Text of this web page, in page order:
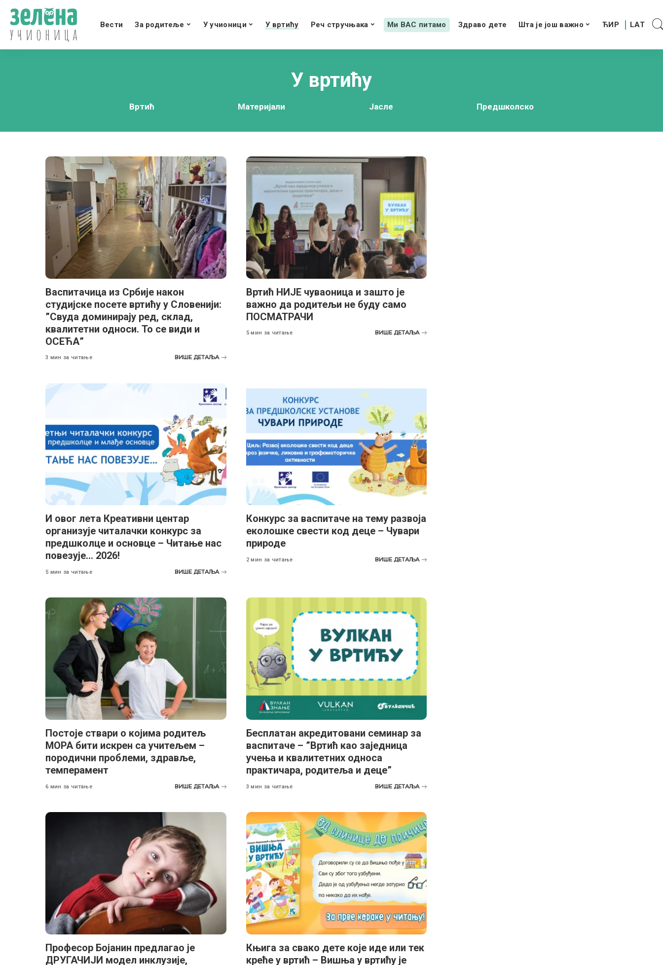
Вести За родитеље У учионици У вртићу Реч стручњака Ми ВАС питамо Здраво дете Шта је још важно
У вртићу
Вртић Материјали Јасле Предшколско
Васпитачица из Србије након
студијске посете вртићу у Словенији:
”Свуда доминирају ред, склад,
квалитетни односи. То се види и
ОСЕЋА”
3 мин за читање ВИШЕ ДЕТАЉА
Вртић НИЈЕ чуваоница и зашто је
важно да родитељи не буду само
ПОСМАТРАЧИ
5 мин за читање ВИШЕ ДЕТАЉА
И овог лета Креативни центар
организује читалачки конкурс за
предшколце и основце – Читање нас
повезује… 2026!
5 мин за читање ВИШЕ ДЕТАЉА
Конкурс за васпитаче на тему развоја
еколошке свести код деце – Чувари
природе
2 мин за читање ВИШЕ ДЕТАЉА
Постоје ствари о којима родитељ
МОРА бити искрен са учитељем –
породични проблеми, здравље,
темперамент
6 мин за читање ВИШЕ ДЕТАЉА
Бесплатан акредитовани семинар за
васпитаче – ”Вртић као заједница
учења и квалитетних односа
практичара, родитеља и деце”
3 мин за читање ВИШЕ ДЕТАЉА
Професор Бојанин предлагао је
ДРУГАЧИЈИ модел инклузије,
Књига за свако дете које иде или тек
креће у вртић – Вишња у вртићу је